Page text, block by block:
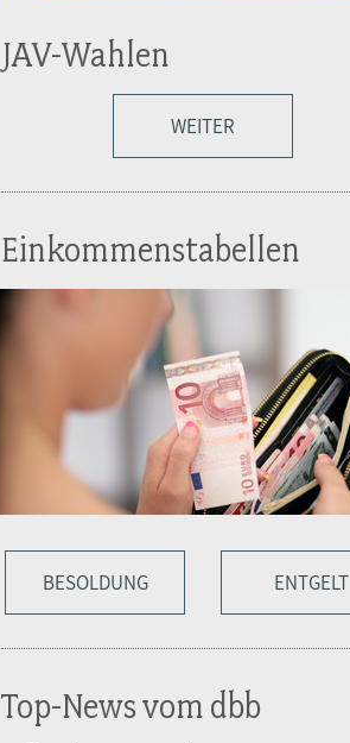
JAV-Wahlen
WEITER
Einkommenstabellen
BESOLDUNG ENTGELT
Top-News vom dbb